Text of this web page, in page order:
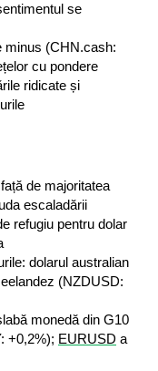
se
minus (CHN.cash:
cu pondere
ridicate și
de majoritatea
escaladării
refugiu pentru dolar
dolarul australian
(NZDUSD:
monedă din G10
+0,2%); EURUSD a